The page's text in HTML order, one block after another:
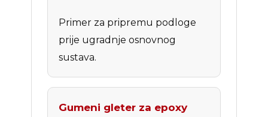
Primer za pripremu podloge
prije ugradnje osnovnog
sustava.
Gumeni gleter za epoxy